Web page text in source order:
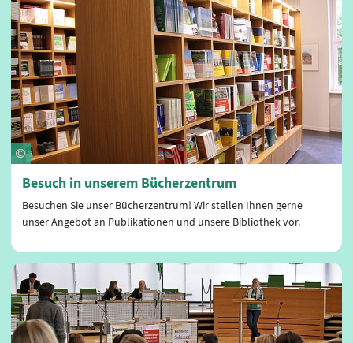
Besuch in unserem Bücherzentrum
Besuchen Sie unser Bücherzentrum! Wir stellen Ihnen gerne
unser Angebot an Publikationen und unsere Bibliothek vor.